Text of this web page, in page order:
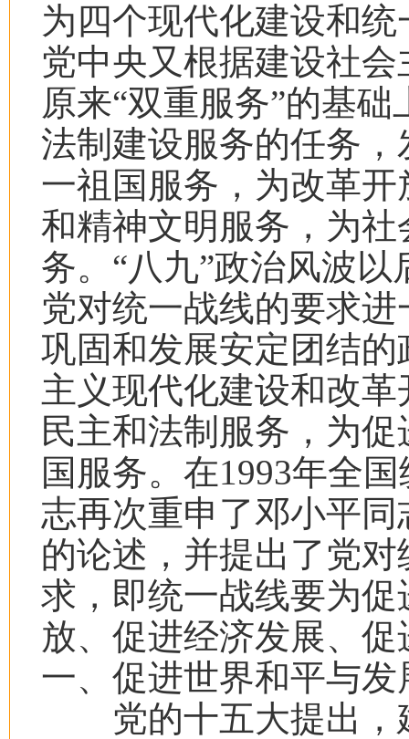
为四个现代化建设和
党中央又根据建设社
原来“双重服务”的基
法制建设服务的任务
一祖国服务，为改革
和精神文明服务，为
务。“八九”政治风波
党对统一战线的要求
巩固和发展安定团结
主义现代化建设和改
民主和法制服务，为
国服务。在1993年全国
志再次重申了邓小平
的论述，并提出了党
求，即统一战线要为
放、促进经济发展、
一、促进世界和平与
党的十五大提出，